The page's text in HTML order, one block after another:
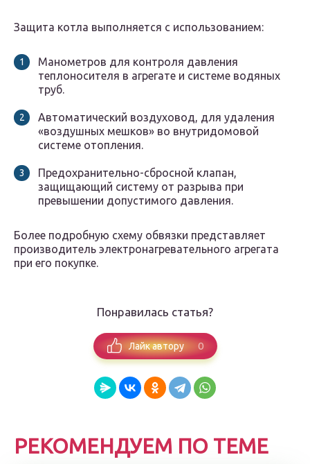
Защита котла выполняется с использованием:
Манометров для контроля давления
теплоносителя в агрегате и системе водяных
труб.
Автоматический воздуховод, для удаления
«воздушных мешков» во внутридомовой
системе отопления.
Предохранительно-сбросной клапан,
защищающий систему от разрыва при
превышении допустимого давления.
Более подробную схему обвязки представляет
производитель электронагревательного агрегата
при его покупке.
Понравилась статья?
Лайк автору 0
РЕКОМЕНДУЕМ ПО ТЕМЕ